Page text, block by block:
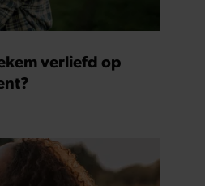
verliefd op